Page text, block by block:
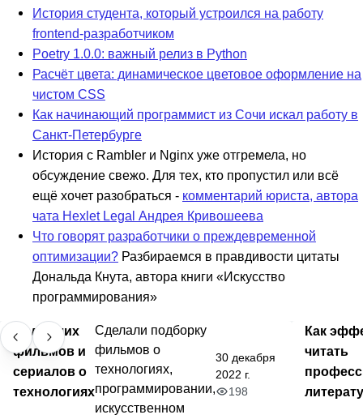
История студента, который устроился на работу
frontend-разработчиком
Poetry 1.0.0: важный релиз в Python
Расчёт цвета: динамическое цветовое оформление на
чистом CSS
Как начинающий программист из Сочи искал работу в
Санкт-Петербурге
История с Rambler и Nginx уже отгремела, но
обсуждение свежо. Для тех, кто пропустил или всё
ещё хочет разобраться - комментарий юриста, автора
чата Hexlet Legal Андрея Кривошеева
Что говорят разработчики о преждевременной
оптимизации? Разбираемся в правдивости цитаты
Дональда Кнута, автора книги «Искусство
программирования»
50 лучших
фильмов и
сериалов о
технологиях
Сделали подборку
фильмов о
технологиях,
программировании,
искусственном
30 декабря
2022 г.
198
Как
читать